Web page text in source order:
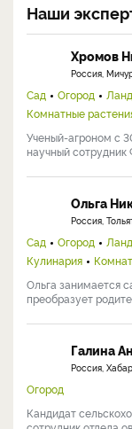
Наши
Хромов
Россия,
Сад Огород
Комнатные
Ученый-агроном с
научный сотрудник
Ольга
Россия,
Сад Огород
Кулинария
Ольга занимается
преобразует
Галина
Россия,
Огород
Кандидат